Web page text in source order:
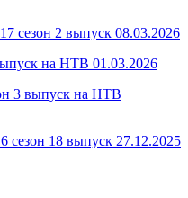
сезон 2 выпуск 08.03.2026
на НТВ 01.03.2026
3 выпуск на НТВ
сезон 18 выпуск 27.12.2025